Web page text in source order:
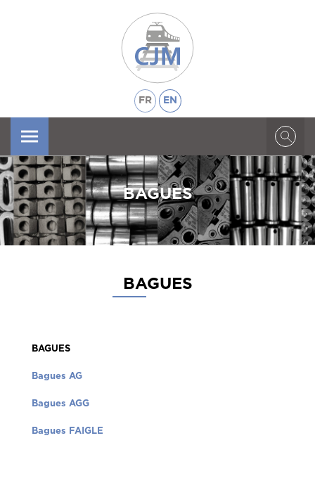
FR EN
X
BAGUES
BAGUES
BAGUES
Bagues AG
Bagues AGG
Bagues FAIGLE